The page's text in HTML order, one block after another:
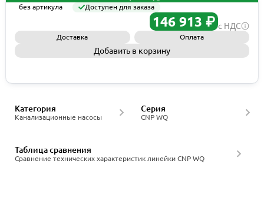
без артикула
Доступен для заказа
146 913 ₽ с НДС
Доставка Оплата
Добавить в корзину
Канализационные насосы
Категория
CNP WQ
Серия
Сравнение технических характеристик линейки CNP WQ
Таблица сравнения